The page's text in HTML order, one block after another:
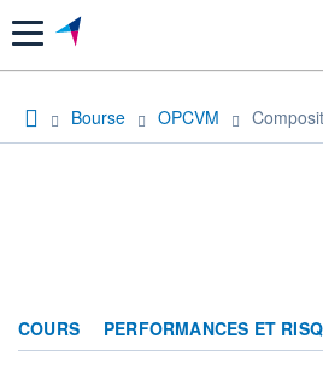
Menu
Bourse OPCVM
COURS PERFORMANCES ET